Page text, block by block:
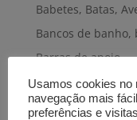
Babetes, Batas,
Bancos de
Barras de apoio
Bengalas,
Cadeiras de
Usamos cookies no
navegação mais
preferências e